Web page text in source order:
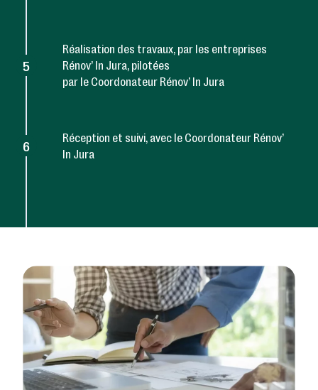
Réalisation des travaux, par les entreprises
Rénov’ In Jura, pilotées
par le Coordonateur Rénov’ In Jura
5
Réception et suivi, avec le Coordonateur Rénov’
In Jura
6